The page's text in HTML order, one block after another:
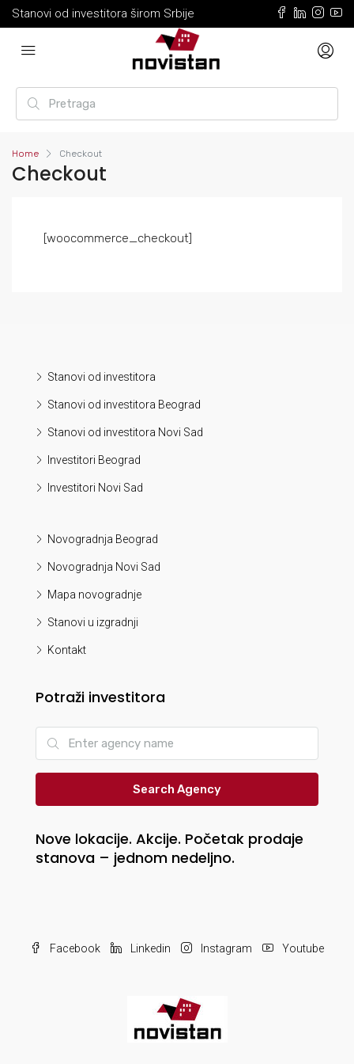
Stanovi od investitora širom Srbije
Home Checkout
Checkout
[woocommerce_checkout]
Stanovi od investitora
Stanovi od investitora Beograd
Stanovi od investitora Novi Sad
Investitori Beograd
Investitori Novi Sad
Novogradnja Beograd
Novogradnja Novi Sad
Mapa novogradnje
Stanovi u izgradnji
Kontakt
Potraži investitora
Search Agency
Nove lokacije. Akcije. Početak prodaje
stanova – jednom nedeljno.
Facebook Linkedin Instagram Youtube